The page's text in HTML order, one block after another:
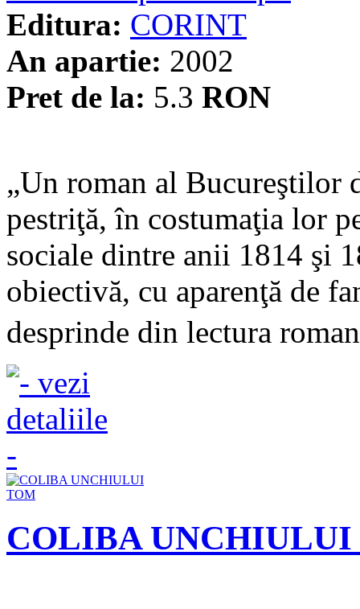
Editura: CORINT
An apartie: 2002
Pret de la: 5.3 RON
„Un roman al Bucureştilor
pestriţă, în costumaţia lor
sociale dintre anii 1814 şi
obiectivă, cu aparenţă de
desprinde din lectura
COLIBA UNCHIULUI